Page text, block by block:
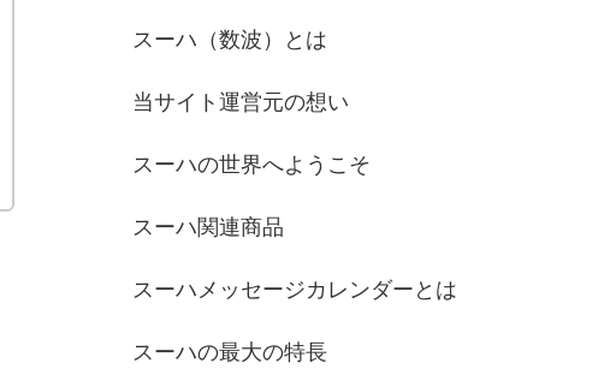
スーハ（数波）とは
当サイト運営元の想い
スーハの世界へようこそ
スーハ関連商品
スーハメッセージカレンダーとは
スーハの最大の特長